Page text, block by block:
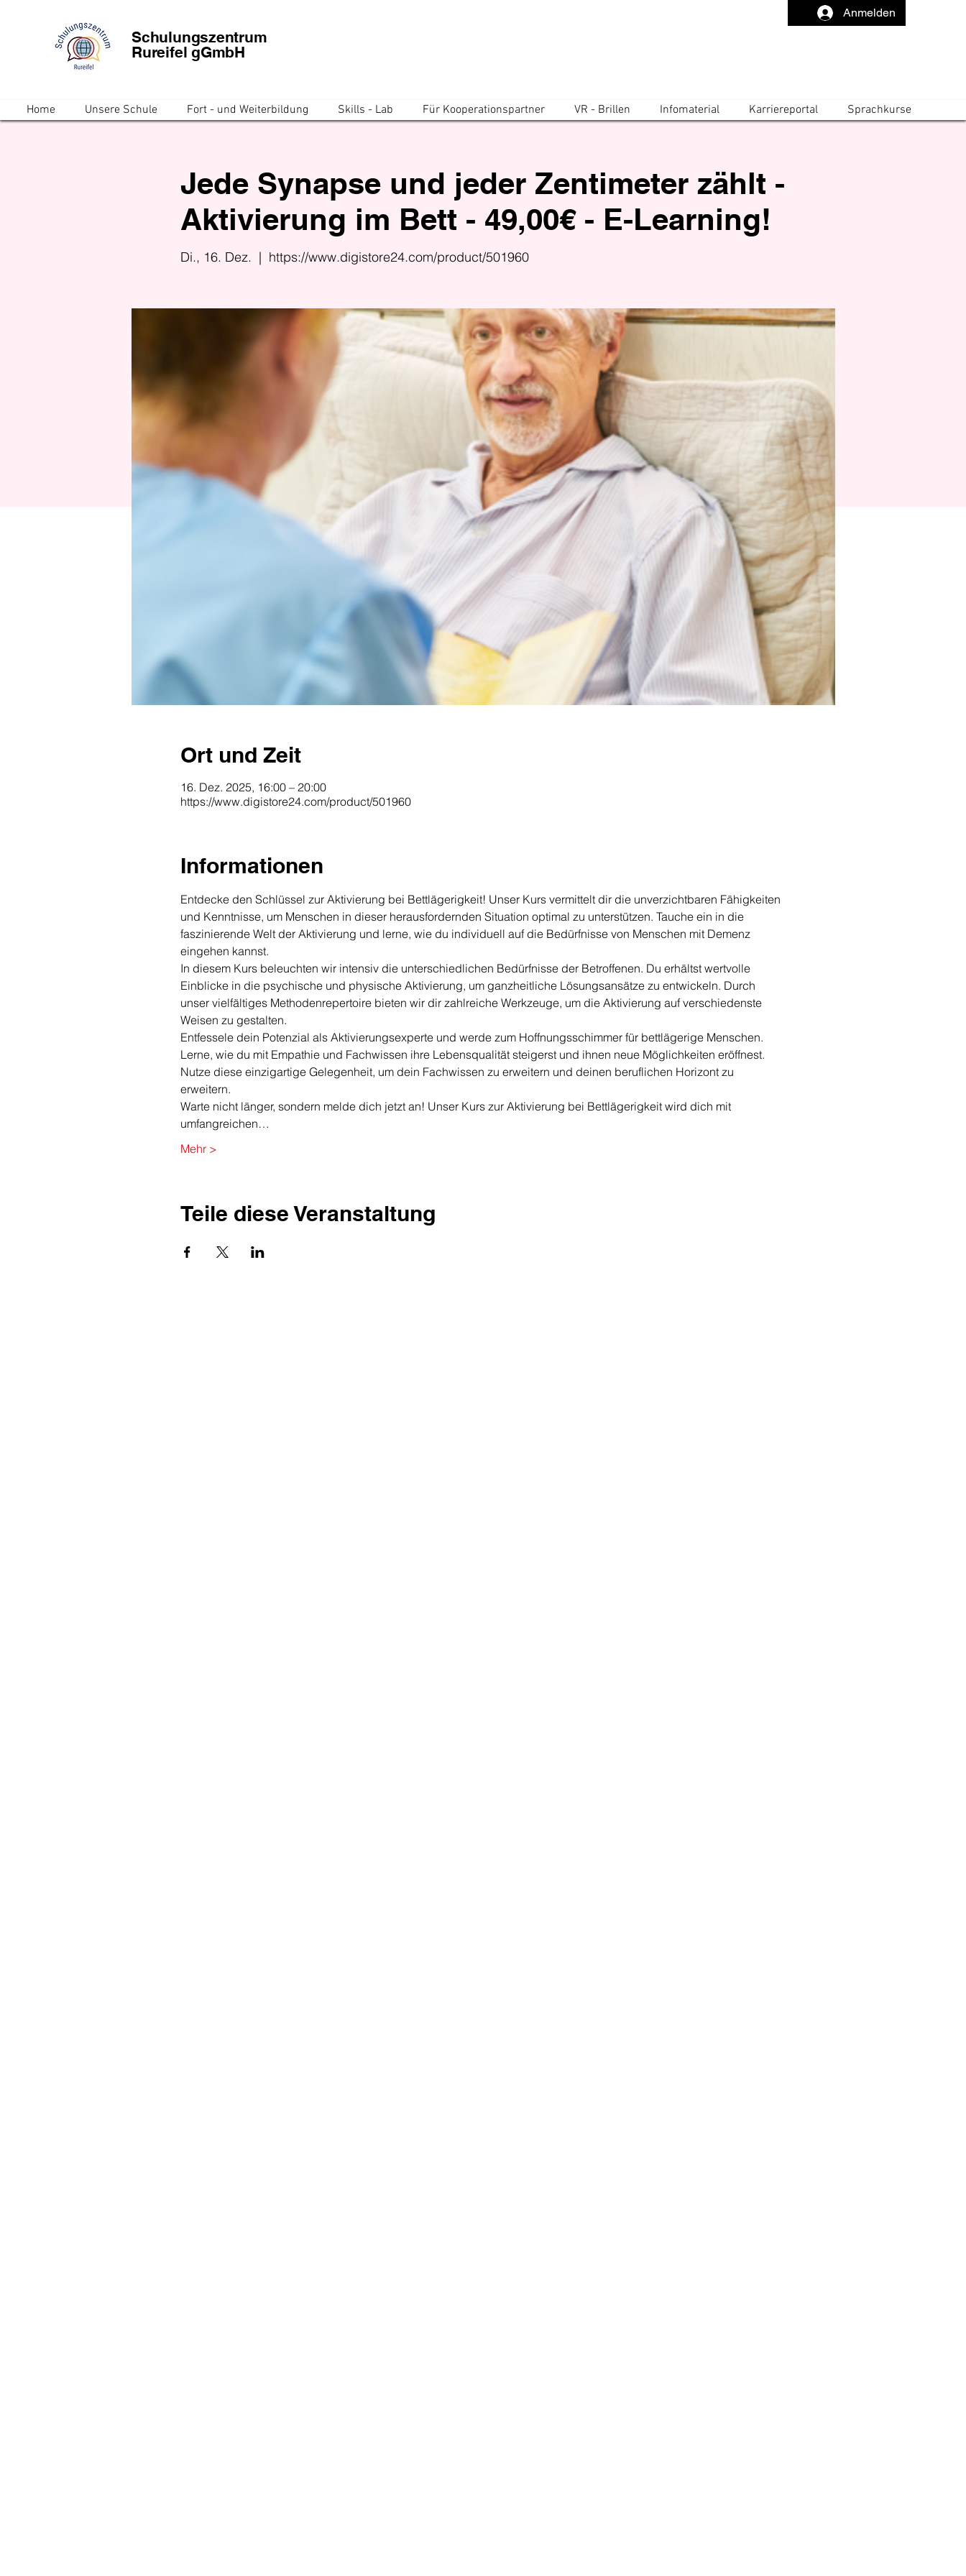
Anmelden
Schulungszentrum
Rureifel gGmbH
Home Unsere Schule Fort - und Weiterbildung Skills - Lab Für Kooperationspartner VR - Brillen Infomaterial Karriereportal Sprachkurse
Jede Synapse und jeder Zentimeter zählt -
Aktivierung im Bett - 49,00€ - E-Learning!
Di., 16. Dez.
  |
https://www.digistore24.com/product/501960
Ort und Zeit
16. Dez. 2025, 16:00 – 20:00
https://www.digistore24.com/product/501960
Informationen
Entdecke den Schlüssel zur Aktivierung bei Bettlägerigkeit! Unser Kurs vermittelt dir die unverzichtbaren Fähigkeiten
und Kenntnisse, um Menschen in dieser herausfordernden Situation optimal zu unterstützen. Tauche ein in die
faszinierende Welt der Aktivierung und lerne, wie du individuell auf die Bedürfnisse von Menschen mit Demenz
eingehen kannst.
In diesem Kurs beleuchten wir intensiv die unterschiedlichen Bedürfnisse der Betroffenen. Du erhältst wertvolle
Einblicke in die psychische und physische Aktivierung, um ganzheitliche Lösungsansätze zu entwickeln. Durch
unser vielfältiges Methodenrepertoire bieten wir dir zahlreiche Werkzeuge, um die Aktivierung auf verschiedenste
Weisen zu gestalten.
Entfessele dein Potenzial als Aktivierungsexperte und werde zum Hoffnungsschimmer für bettlägerige Menschen.
Lerne, wie du mit Empathie und Fachwissen ihre Lebensqualität steigerst und ihnen neue Möglichkeiten eröffnest.
Nutze diese einzigartige Gelegenheit, um dein Fachwissen zu erweitern und deinen beruflichen Horizont zu
erweitern.
Warte nicht länger, sondern melde dich jetzt an! Unser Kurs zur Aktivierung bei Bettlägerigkeit wird dich mit
umfangreichen…
Mehr >
Teile diese Veranstaltung